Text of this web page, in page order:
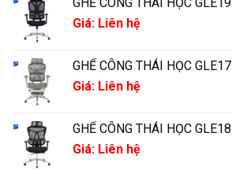
GHẾ CÔNG THÁI HỌC GLE19
Giá: Liên hệ
GHẾ CÔNG THÁI HỌC GLE17
Giá: Liên hệ
GHẾ CÔNG THÁI HỌC GLE18
Giá: Liên hệ